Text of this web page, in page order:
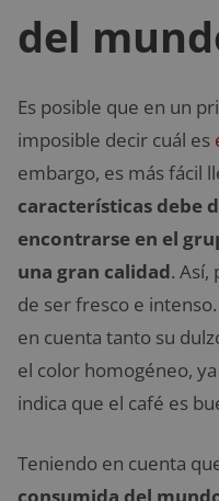
del
Es posible que en un
imposible decir cuál es
embargo, es más fácil
características debe
encontrarse en el
una gran calidad. Así,
de ser fresco e
en cuenta tanto su
el color homogéneo,
indica que el café es
Teniendo en cuenta